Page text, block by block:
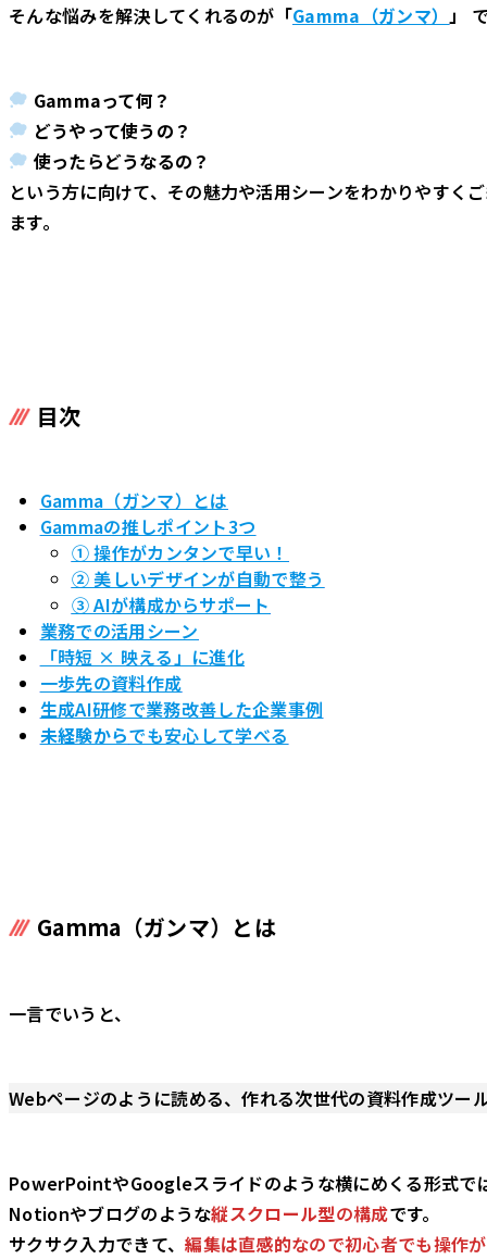
そんな悩みを解決してくれるのが 「Gamma（ガンマ） 」
Gammaって何？
どうやって使うの？
使ったらどうなるの？
という方に向けて、その魅力や活用シーンをわかりやすく
ます。
目次
Gamma（ガンマ）とは
Gammaの推しポイント3つ
① 操作がカンタンで早い！
② 美しいデザインが自動で整う
③ AIが構成からサポート
業務での活用シーン
「時短 × 映える」に進化
一歩先の資料作成
生成AI研修で業務改善した企業事例
未経験からでも安心して学べる
Gamma（ガンマ）とは
一言でいうと、
Webページのように読める、作れる次世代の資料作成ツー
PowerPointやGoogleスライドのような横にめくる形式で
Notionやブログのような縦スクロール型の構成です。
サクサク入力できて、編集は直感的なので初心者でも操作